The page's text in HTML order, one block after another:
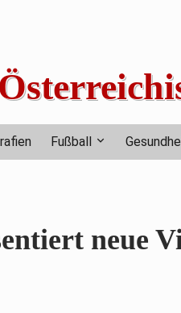
Fußball
neue